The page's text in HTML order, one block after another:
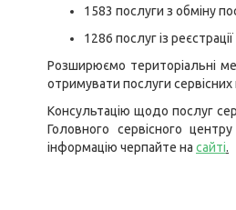
1583 послуги з обміну
1286 послуг із
Розширюємо територіальні
отримувати послуги
Консультацію щодо послуг
Головного сервісного
інформацію черпайте на сайті.